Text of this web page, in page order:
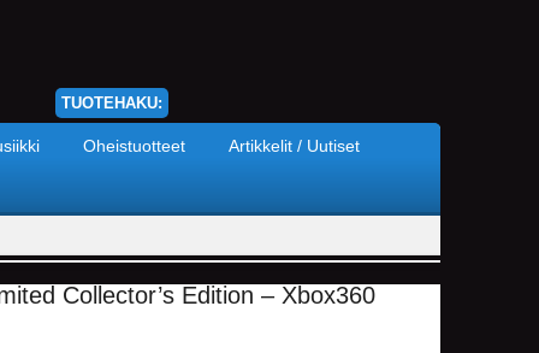
TUOTEHAKU:
Oheistuotteet Artikkelit / Uutiset
Collector’s Edition – Xbox360